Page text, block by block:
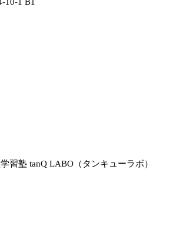
10-1 B1
習塾 tanQ LABO（タンキューラボ）